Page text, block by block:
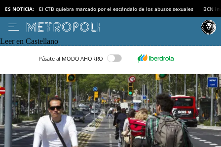
ES NOTICIA: El CTB quiebra marcado por el escándalo de los abusos sexuales BCN
Leer en Castellano
Pásate al MODO AHORRO